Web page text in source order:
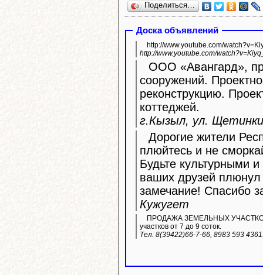
Поделиться…
Доска объявлений
http://www.youtube.com/
http://www.youtube.com/
ООО «Авангард»,
сооружений.
реконструкцию.
коттеджей.
г.Кызыл, ул.
Дорогие жители
плюйтесь и не
Будьте культурными
ваших друзей
замечание! Спасибо
Кужугет
ПРОДАЖА ЗЕМЕЛЬНЫХ УЧАСТКОВ
участков от 7 до 9 соток.
Тел. 8(39422)66-7-66, 8983 593